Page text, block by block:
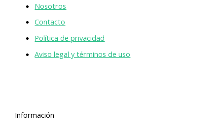
Nosotros
Contacto
Política de privacidad
Aviso legal y términos de uso
Información